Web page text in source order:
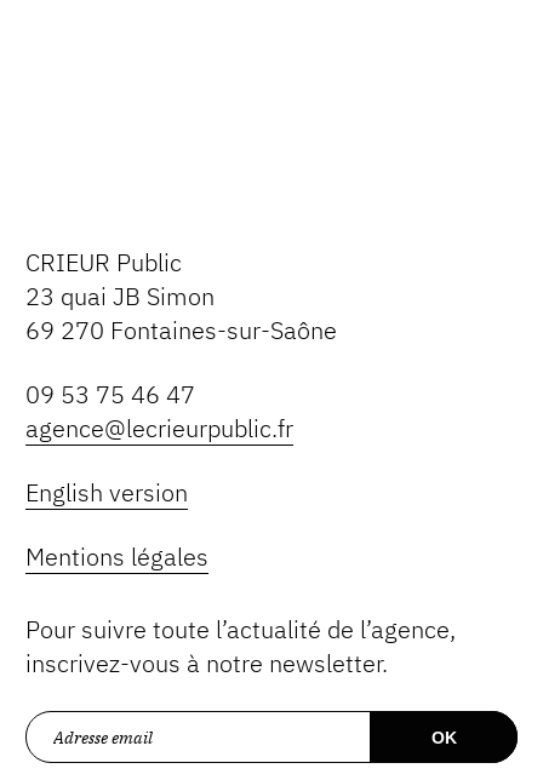
CRIEUR Public
23 quai JB Simon
69 270 Fontaines-sur-Saône
09 53 75 46 47
agence@lecrieurpublic.fr
English version
Mentions légales
Pour suivre toute l’actualité de l’agence,
inscrivez-vous à notre newsletter.